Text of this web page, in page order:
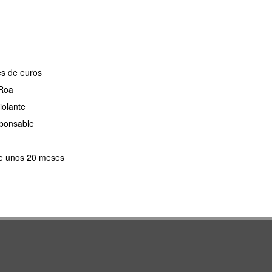
de euros
unos 20 meses